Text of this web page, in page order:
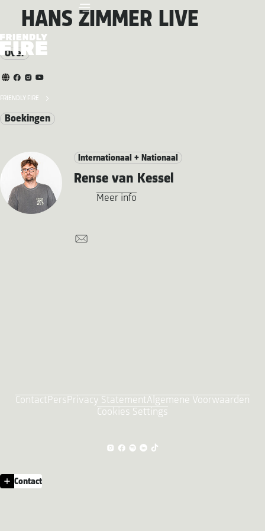
FRIENDLY FIRE
HANS ZIMMER LIVE
Over
Boekingen
Internationaal + Nationaal
Rense van Kessel
Meer info
ContactPersPrivacy StatementAlgemene Voorwaarden
Cookies Settings
Contact